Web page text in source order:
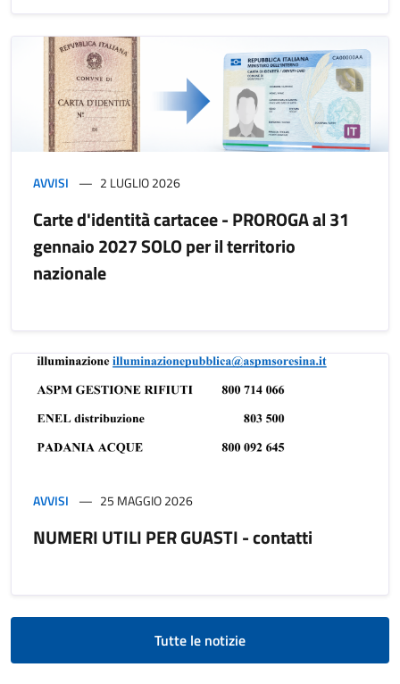
AVVISI 2 LUGLIO 2026
Carte d'identità cartacee - PROROGA al 31
gennaio 2027 SOLO per il territorio
nazionale
AVVISI 25 MAGGIO 2026
NUMERI UTILI PER GUASTI - contatti
Tutte le notizie